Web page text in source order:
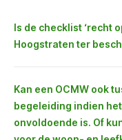
Is de checklist ‘recht
Hoogstraten ter
Kan een OCMW ook
begeleiding indien
onvoldoende is. Of